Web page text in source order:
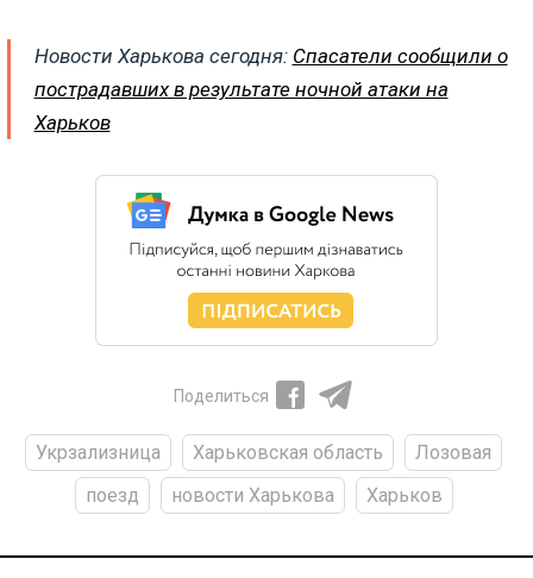
Новости Харькова сегодня: Спасатели сообщили о
пострадавших в результате ночной атаки на
Харьков
Поделиться
Укрзализница Харьковская область
Лозовая
поезд
новости Харькова Харьков